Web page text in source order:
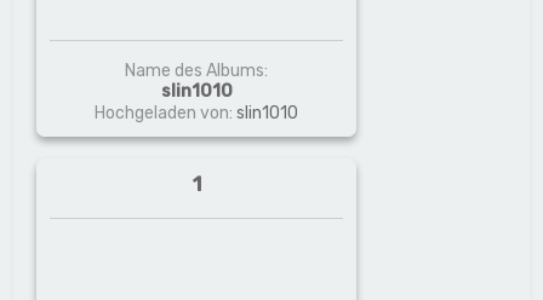
Name des Albums:
slin1010
Hochgeladen von:slin1010
1